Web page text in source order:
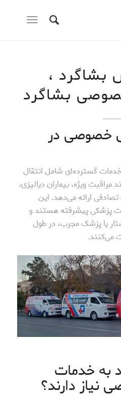
بشاگرد ،
بشاگرد
خصوصی در
گسترده‌ای شامل انتقال
مراقبت ویژه، بیماران دیالیزی،
ارائه می‌دهد. این
پزشکی پیشرفته هستند و
یا پزشک مجرب، در طول
می‌کنند.
به خدمات
نیاز دارند؟